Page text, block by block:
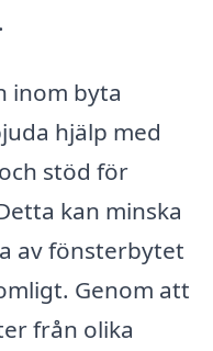
inom byta
hjälp med
stöd för
kan minska
av fönsterbytet
Genom att
från olika